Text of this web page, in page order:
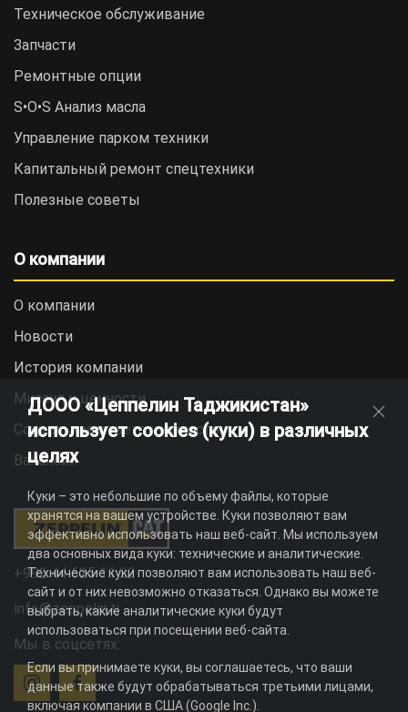
Техническое обслуживание
Запчасти
Ремонтные опции
S•O•S Анализ масла
Управление парком техники
Капитальный ремонт спецтехники
Полезные советы
О компании
О компании
Новости
История компании
Миссия и ценности
Социальная ответственность
Вакансии
+992 44 625 11 22
info@zeppelin.tj
Мы в соцсетях:
ДООО «Цеппелин Таджикистан»
использует cookies (куки) в различных
целях
Куки – это небольшие по объему файлы, которые
хранятся на вашем устройстве. Куки позволяют вам
эффективно использовать наш веб-сайт. Мы используем
два основных вида куки: технические и аналитические.
Технические куки позволяют вам использовать наш веб-
сайт и от них невозможно отказаться. Однако вы можете
выбрать, какие аналитические куки будут
использоваться при посещении веб-сайта.
Если вы принимаете куки, вы соглашаетесь, что ваши
данные также будут обрабатываться третьими лицами,
включая компании в США (Google Inc.).